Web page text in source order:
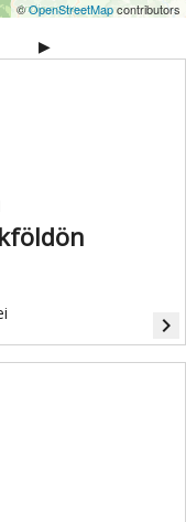
©OpenStreetMapcontributors
▶
navigate_next